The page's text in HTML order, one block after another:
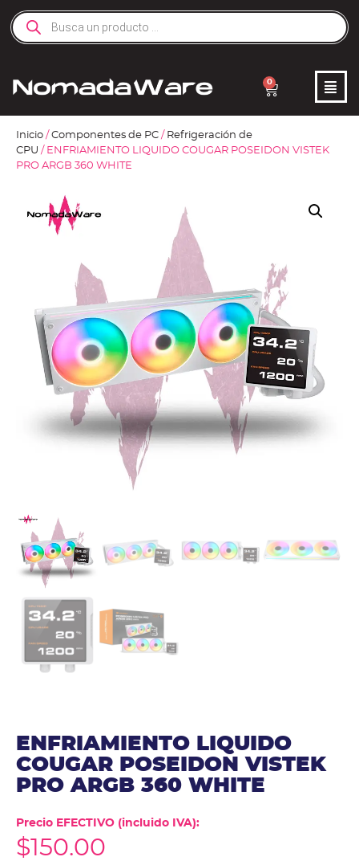
0
Inicio / Componentes de PC / Refrigeración de
CPU / ENFRIAMIENTO LIQUIDO COUGAR POSEIDON VISTEK
PRO ARGB 360 WHITE
ENFRIAMIENTO LIQUIDO
COUGAR POSEIDON VISTEK
PRO ARGB 360 WHITE
Precio EFECTIVO (incluido IVA):
$150.00